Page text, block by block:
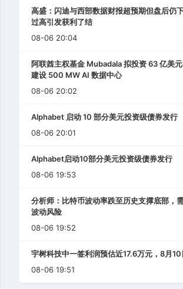
高盛：闪迪与西部数据财报超预期但盘后仍
过高引发获利了结
08-06 20:04
阿联酋主权基金 Mubadala 拟投资 63 亿美
建设 500 MW AI 数据中心
08-06 20:02
Alphabet 启动 10 部分美元投资级债券发行
08-06 20:01
Alphabet启动10部分美元投资级债券发行
08-06 19:53
分析师：比特币波动率跌至历史支撑底部，
波动风险
08-06 19:52
宇树科技中一签利润预估近17.6万元，8月
08-06 19:51